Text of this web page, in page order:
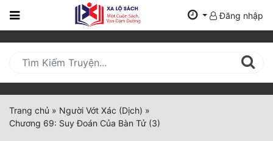
Trang
Mới
Cập
Nhật
(current)
Đăng nhập
Trang chủ » Người Vớt Xác (Dịch) »
Chương 69: Suy Đoán Của Bàn Tử (3)